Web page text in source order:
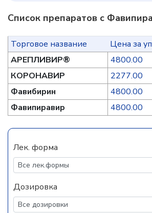
Список препаратов с
Торговое название
Цена за
АРЕПЛИВИР®
4800.00
КОРОНАВИР
2277.00
Фавибирин
4800.00
Фавипиравир
4800.00
Лек. форма
Дозировка